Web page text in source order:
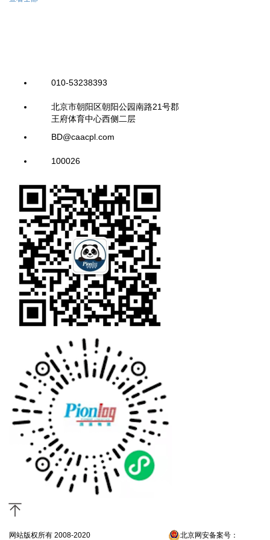
010-53238393
北京市朝阳区朝阳公园南路21号郡
王府体育中心西侧二层
BD@caacpl.com
100026
网站版权所有 2008-2020 北京网安备案号：